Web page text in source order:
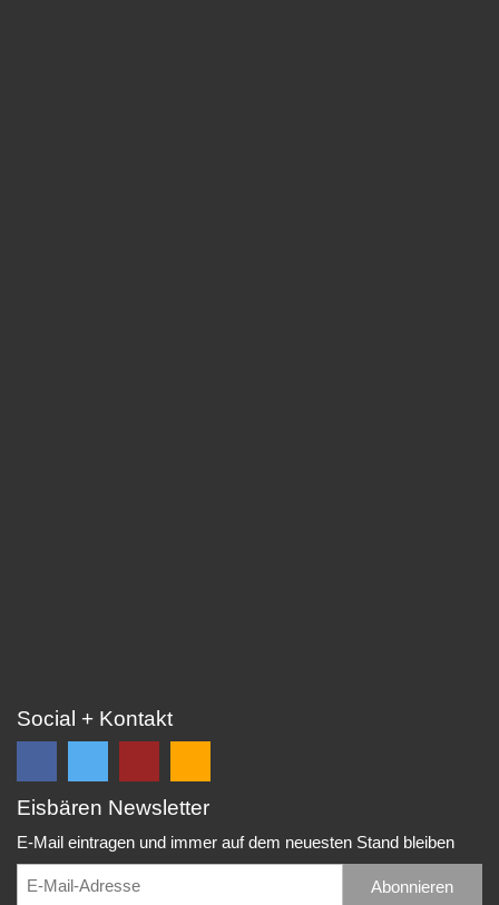
Social + Kontakt
Folge
auf
Facebook
Folge
auf
Twitter
EC
Eppelheim
Rudolf-
Falls
unsere
Eisbären Newsletter
E-Mail eintragen und immer auf dem neuesten Stand bleiben
Abonnieren